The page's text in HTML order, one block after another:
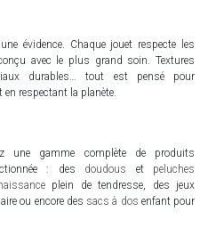
évidence. Chaque jouet respecte les
avec le plus grand soin. Textures
durables… tout est pensé pour
respectant la planète.
une gamme complète de produits
: des doudous et peluches
plein de tendresse, des jeux
ou encore des sacs à dos enfant pour